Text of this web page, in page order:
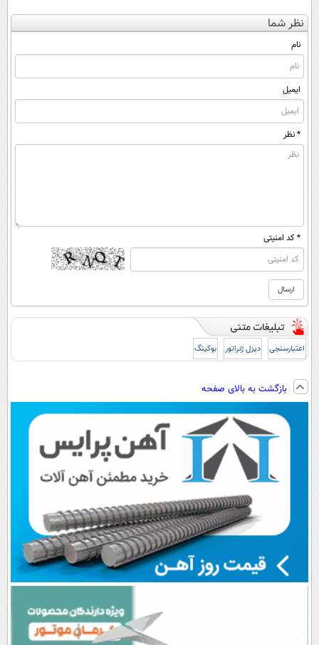
نظر شما
نام
ایمیل
* نظر
* کد امنیتی
اعتبارسنجی دیزل ژنراتور بوکینگ
بازگشت به بالای صفحه